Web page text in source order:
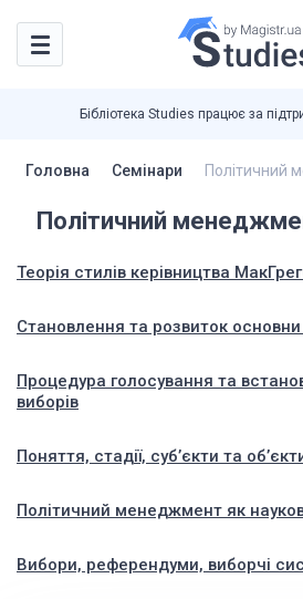
Бібліотека Studies працює за
Головна Семінари Політичний
Політичний
Теорія стилів керівництва
Становлення та розвиток
Процедура голосування та
виборів
Поняття, стадії, суб’єкти та
Політичний менеджмент як
Вибори, референдуми, виборчі